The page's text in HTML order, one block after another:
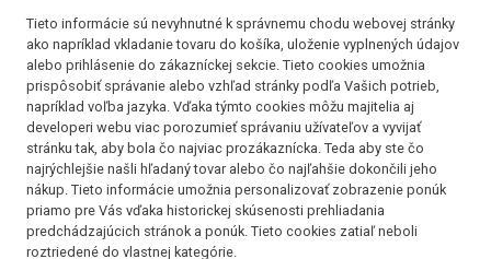
Tieto informácie sú nevyhnutné k správnemu chodu webovej stránky
ako napríklad vkladanie tovaru do košíka, uloženie vyplnených údajov
alebo prihlásenie do zákazníckej sekcie. Tieto cookies umožnia
prispôsobiť správanie alebo vzhľad stránky podľa Vašich potrieb,
napríklad voľba jazyka. Vďaka týmto cookies môžu majitelia aj
developeri webu viac porozumieť správaniu užívateľov a vyvijať
stránku tak, aby bola čo najviac prozákaznícka. Teda aby ste čo
najrýchlejšie našli hľadaný tovar alebo čo najľahšie dokončili jeho
nákup. Tieto informácie umožnia personalizovať zobrazenie ponúk
priamo pre Vás vďaka historickej skúsenosti prehliadania
predchádzajúcich stránok a ponúk. Tieto cookies zatiaľ neboli
roztriedené do vlastnej kategórie.